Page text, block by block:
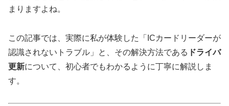
まりますよね。
この記事では、実際に私が体験した「ICカードリーダーが
認識されないトラブル」と、その解決方法である ドライバ
更新について、初心者でもわかるように丁寧に解説しま
す。